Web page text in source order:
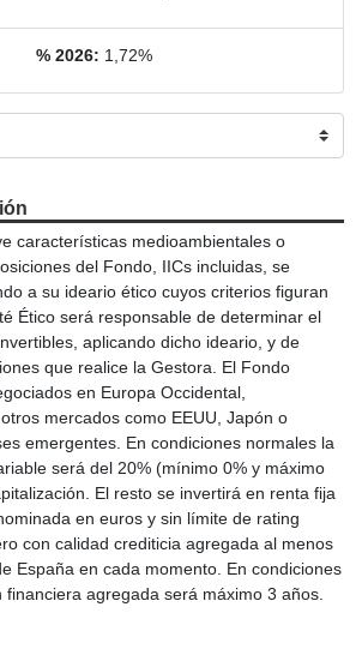
% 2026: 1,72%
características medioambientales o
del Fondo, IICs incluidas, se
a su ideario ético cuyos criterios figuran
Ético será responsable de determinar el
aplicando dicho ideario, y de
que realice la Gestora. El Fondo
en Europa Occidental,
mercados como EEUU, Japón o
emergentes. En condiciones normales la
será del 20% (mínimo 0% y máximo
El resto se invertirá en renta fija
en euros y sin límite de rating
con calidad crediticia agregada al menos
España en cada momento. En condiciones
agregada será máximo 3 años.